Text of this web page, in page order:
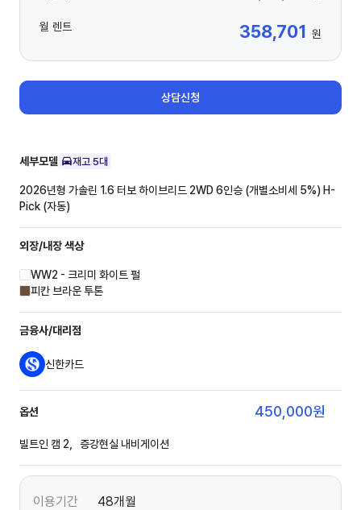
월 렌트 358,701 원
상담신청
세부모델 재고 5대
2026년형 가솔린 1.6 터보 하이브리드 2WD 6인승 (개별소비세 5%) H-
Pick (자동)
외장/내장색상
WW2 - 크리미 화이트 펄
피칸 브라운 투톤
금융사/대리점
신한카드
옵션 450,000원
빌트인 캠 2，증강현실 내비게이션
이용기간
48개월